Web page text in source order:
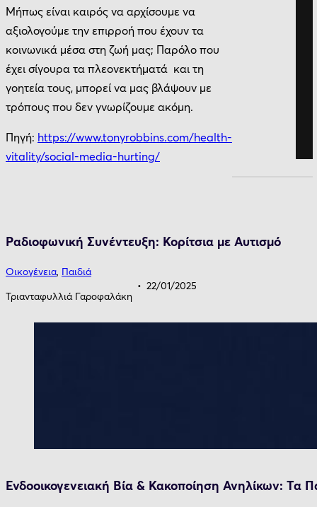
Μήπως είναι καιρός να αρχίσουμε να
αξιολογούμε την επιρροή που έχουν τα
κοινωνικά μέσα στη ζωή μας; Παρόλο που
έχει σίγουρα τα πλεονεκτήματά και τη
γοητεία τους, μπορεί να μας βλάψουν με
τρόπους που δεν γνωρίζουμε ακόμη.
Πηγή: https://www.tonyrobbins.com/health-
vitality/social-media-hurting/
Ραδιοφωνική Συνέντευξη: Κορίτσια με Αυτισμό
Οικογένεια, Παιδιά
Τριανταφυλλιά Γαροφαλάκη
22/01/2025
Ενδοοικογενειακή Βία & Κακοποίηση Ανηλίκων: Τα